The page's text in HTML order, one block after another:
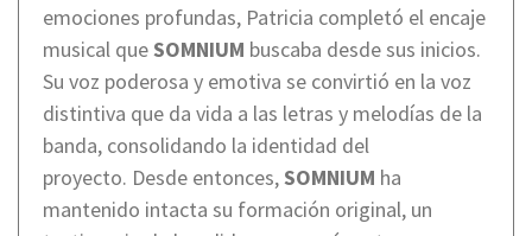
emociones profundas, Patricia completó el encaje
musical queSOMNIUM buscaba desde sus inicios.
Su voz poderosa y emotiva se convirtió en la voz
distintiva que da vida a las letras y melodías de la
banda, consolidando la identidad del
proyecto. Desde entonces,SOMNIUM ha
mantenido intacta su formación original, un